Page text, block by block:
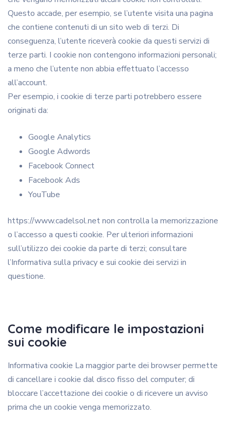
Questo accade, per esempio, se l’utente visita una pagina
che contiene contenuti di un sito web di terzi. Di
conseguenza, l’utente riceverà cookie da questi servizi di
terze parti. I cookie non contengono informazioni personali;
a meno che l’utente non abbia effettuato l’accesso
all’account.
Per esempio, i cookie di terze parti potrebbero essere
originati da:
Google Analytics
Google Adwords
Facebook Connect
Facebook Ads
YouTube
https://www.cadelsol.net non controlla la memorizzazione
o l’accesso a questi cookie. Per ulteriori informazioni
sull’utilizzo dei cookie da parte di terzi; consultare
l’Informativa sulla privacy e sui cookie dei servizi in
questione.
Come modificare le impostazioni
sui cookie
Informativa cookie La maggior parte dei browser permette
di cancellare i cookie dal disco fisso del computer; di
bloccare l’accettazione dei cookie o di ricevere un avviso
prima che un cookie venga memorizzato.